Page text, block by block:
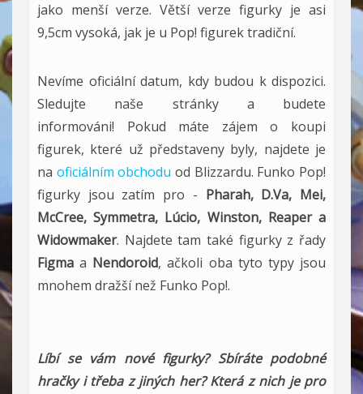
jako menší verze. Větší verze figurky je asi
9,5cm vysoká, jak je u Pop! figurek tradiční.
Nevíme oficiální datum, kdy budou k dispozici.
Sledujte naše stránky a budete
informováni! Pokud máte zájem o koupi
figurek, které už představeny byly, najdete je
na oficiálním obchodu od Blizzardu. Funko Pop!
figurky jsou zatím pro - Pharah, D.Va, Mei,
McCree, Symmetra, Lúcio, Winston, Reaper a
Widowmaker. Najdete tam také figurky z řady
Figma a Nendoroid, ačkoli oba tyto typy jsou
mnohem dražší než Funko Pop!.
Líbí se vám nové figurky? Sbíráte podobné
hračky i třeba z jiných her? Která z nich je pro